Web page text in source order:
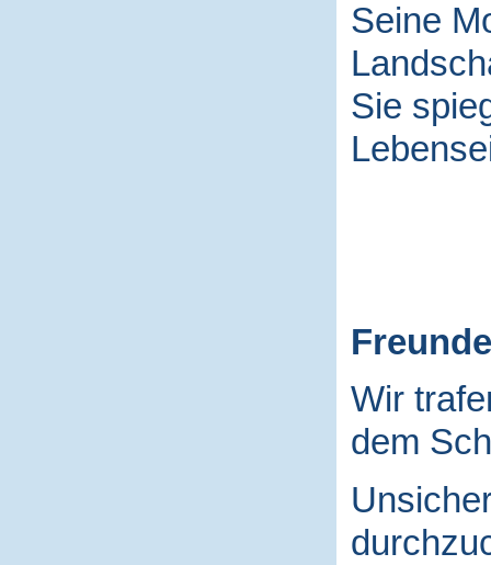
Seine
Sie
Freunde
Wir
dem